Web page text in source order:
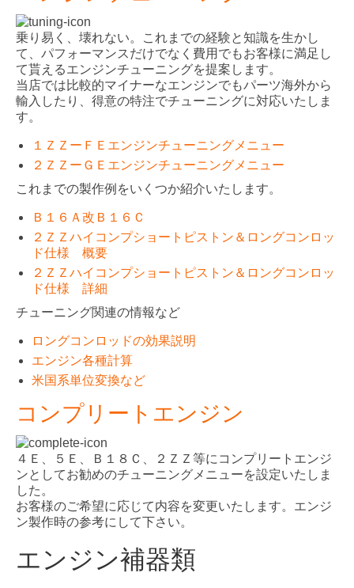
乗り易く、壊れない。これまでの経験と知識を生かし
て、パフォーマンスだけでなく費用でもお客様に満足し
て貰えるエンジンチューニングを提案します。
当店では比較的マイナーなエンジンでもパーツ海外から
輸入したり、得意の特注でチューニングに対応いたしま
す。
１ＺＺーＦＥエンジンチューニングメニュー
２ＺＺーＧＥエンジンチューニングメニュー
これまでの製作例をいくつか紹介いたします。
Ｂ１６Ａ改Ｂ１６Ｃ
２ＺＺハイコンプショートピストン＆ロングコンロッ
ド仕様 概要
２ＺＺハイコンプショートピストン＆ロングコンロッ
ド仕様 詳細
チューニング関連の情報など
ロングコンロッドの効果説明
エンジン各種計算
米国系単位変換など
コンプリートエンジン
４Ｅ、５Ｅ、Ｂ１８Ｃ、２ＺＺ等にコンプリートエンジ
ンとしてお勧めのチューニングメニューを設定いたしま
した。
お客様のご希望に応じて内容を変更いたします。エンジ
ン製作時の参考にして下さい。
エンジン補器類